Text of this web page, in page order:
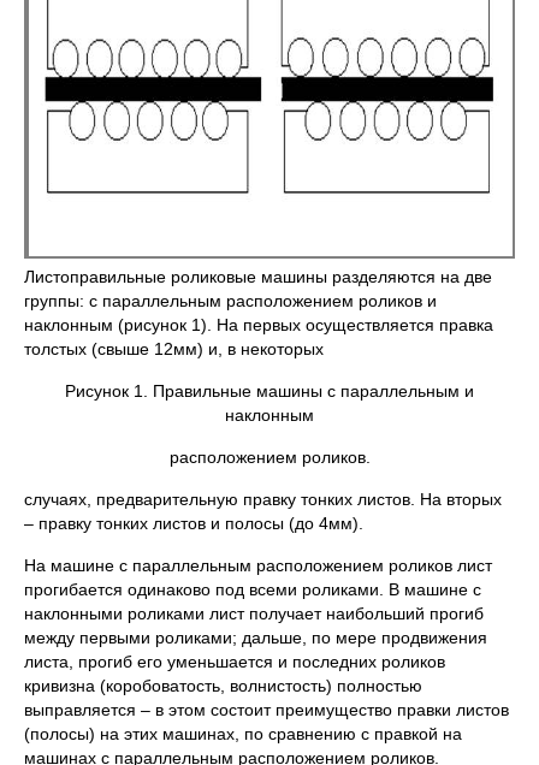
Листоправильные роликовые машины разделяются на две
группы: с параллельным расположением роликов и
наклонным (рисунок 1). На первых осуществляется правка
толстых (свыше 12мм) и, в некоторых
Рисунок 1. Правильные машины с параллельным и
наклонным
расположением роликов.
случаях, предварительную правку тонких листов. На вторых
– правку тонких листов и полосы (до 4мм).
На машине с параллельным расположением роликов лист
прогибается одинаково под всеми роликами. В машине с
наклонными роликами лист получает наибольший прогиб
между первыми роликами; дальше, по мере продвижения
листа, прогиб его уменьшается и последних роликов
кривизна (коробоватость, волнистость) полностью
выправляется – в этом состоит преимущество правки листов
(полосы) на этих машинах, по сравнению с правкой на
машинах с параллельным расположением роликов.